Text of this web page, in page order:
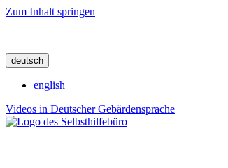
Zum Inhalt springen
deutsch
english
Videos in Deutscher Gebärdensprache